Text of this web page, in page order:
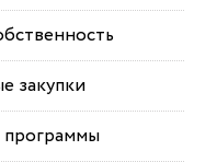
закупки